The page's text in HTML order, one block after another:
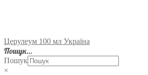
Церулеум 100 мл Україна
Пошук…
Пошук
×